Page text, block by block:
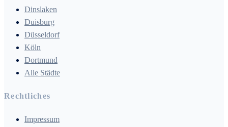
Dinslaken
Duisburg
Düsseldorf
Köln
Dortmund
Alle Städte
Rechtliches
Impressum